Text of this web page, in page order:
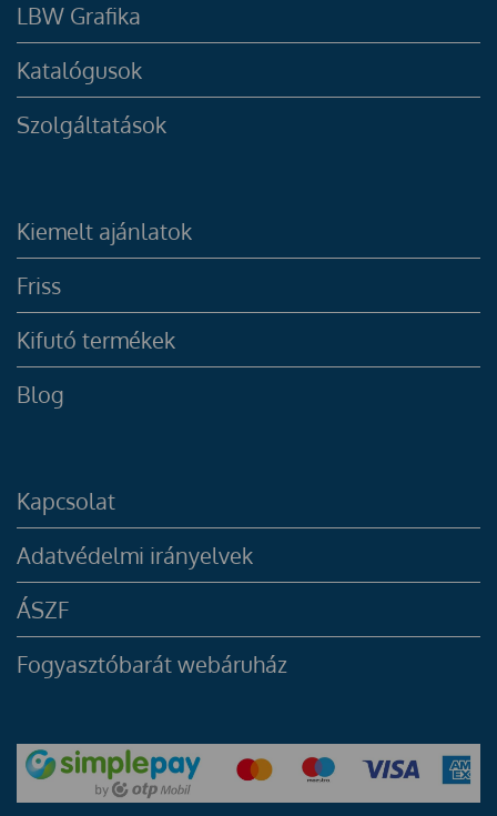
LBW Grafika
Katalógusok
Szolgáltatások
Kiemelt ajánlatok
Friss
Kifutó termékek
Blog
Kapcsolat
Adatvédelmi irányelvek
ÁSZF
Fogyasztóbarát webáruház